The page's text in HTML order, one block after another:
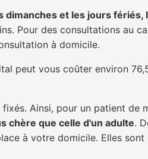
dimanches et les jours fériés,
Pour des consultations au
à domicile.
peut vous coûter environ
Ainsi, pour un patient de
chère que celle d'un adulte.
à votre domicile. Elles